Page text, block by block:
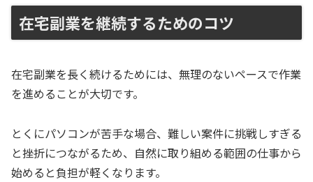
在宅副業を継続するためのコツ
在宅副業を長く続けるためには、無理のないペースで作業
を進めることが大切です。
とくにパソコンが苦手な場合、難しい案件に挑戦しすぎる
と挫折につながるため、自然に取り組める範囲の仕事から
始めると負担が軽くなります。